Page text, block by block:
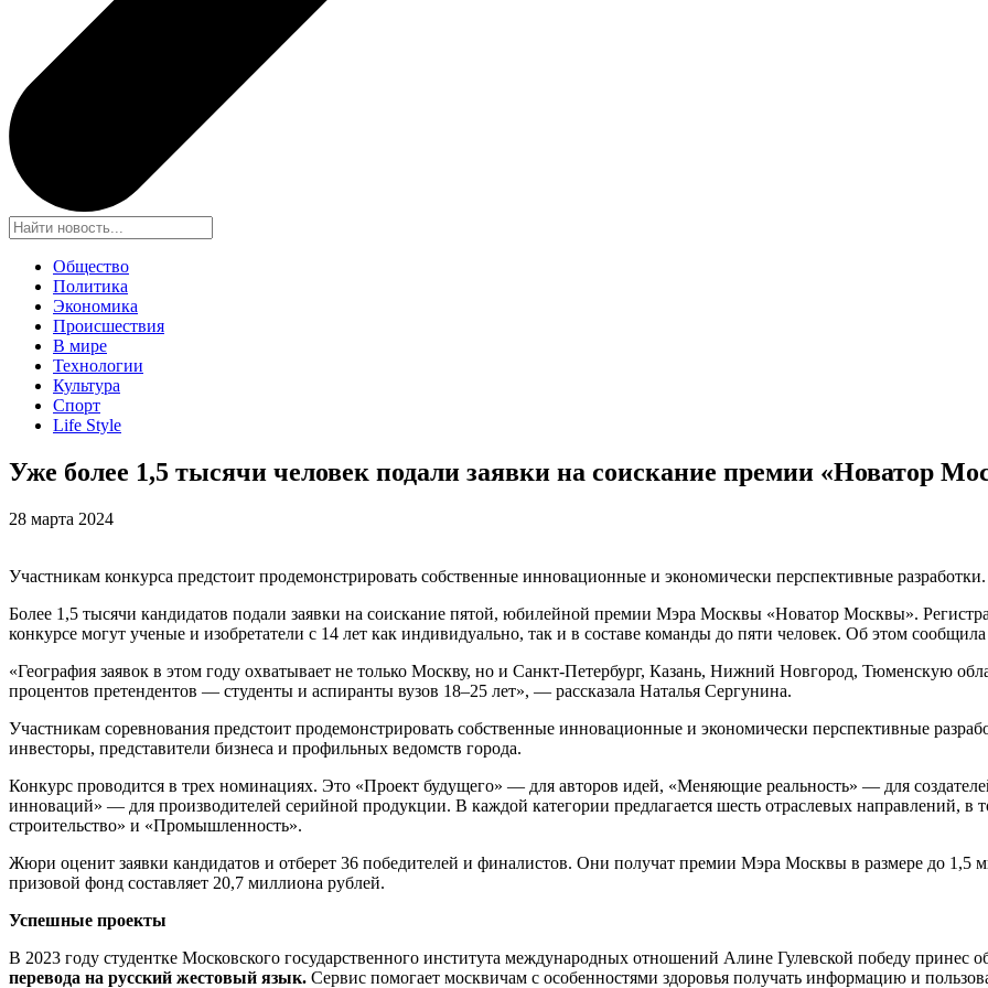
Общество
Политика
Экономика
Происшествия
В мире
Технологии
Культура
Спорт
Life Style
Уже более 1,5 тысячи человек подали заявки на соискание премии «Новатор
28 марта 2024
Участникам конкурса предстоит продемонстрировать собственные инновационные и экономически перспективные разработки.
Более 1,5 тысячи кандидатов подали заявки на соискание пятой, юбилейной премии Мэра Москвы «Новатор Москвы».
конкурсе могут ученые и изобретатели с 14 лет как индивидуально, так и в составе команды до пяти человек. Об этом
«География заявок в этом году охватывает не только Москву, но и Санкт-Петербург, Казань, Нижний Новгород, Тюменскую
процентов претендентов — студенты и аспиранты вузов 18–25 лет», — рассказала Наталья Сергунина.
Участникам соревнования предстоит продемонстрировать собственные инновационные и экономически перспективные
инвесторы, представители бизнеса и профильных ведомств города.
Конкурс проводится в трех номинациях. Это «Проект будущего» — для авторов идей, «Меняющие реальность» — для
инноваций» — для производителей серийной продукции. В каждой категории предлагается шесть отраслевых направлений, в
строительство» и «Промышленность».
Жюри оценит заявки кандидатов и отберет 36 победителей и финалистов. Они получат премии Мэра Москвы в размере до
призовой фонд составляет 20,7 миллиона рублей.
Успешные проекты
В 2023 году студентке Московского государственного института международных отношений Алине Гулевской победу принес
перевода на русский жестовый язык. Сервис помогает москвичам с особенностями здоровья получать информацию и